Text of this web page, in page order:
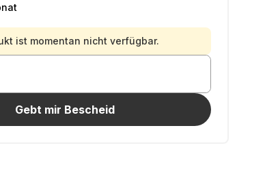
ist momentan nicht verfügbar.
Gebt mir Bescheid